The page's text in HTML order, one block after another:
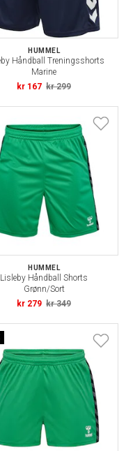
HUMMEL
Håndball Treningsshorts
Marine
kr 167 kr 299
HUMMEL
Lisleby Håndball Shorts
Grønn/Sort
kr 279 kr 349